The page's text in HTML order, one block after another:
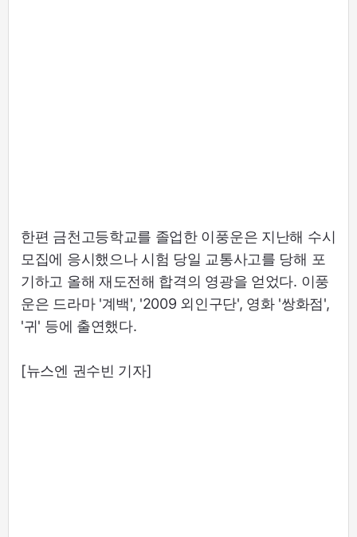
한편 금천고등학교를 졸업한 이풍운은 지난해 수시
모집에 응시했으나 시험 당일 교통사고를 당해 포
기하고 올해 재도전해 합격의 영광을 얻었다. 이풍
운은 드라마 '계백', '2009 외인구단', 영화 '쌍화점',
'귀' 등에 출연했다.
[뉴스엔 권수빈 기자]